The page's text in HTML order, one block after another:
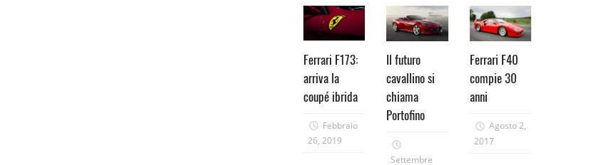
Ferrari F173:
arriva la
coupé ibrida
Febbraio
26, 2019
Il futuro
cavallino si
chiama
Portofino
Settembre
Ferrari F40
compie 30
anni
Agosto 2,
2017